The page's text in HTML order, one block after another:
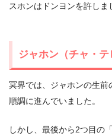
スホンはドンヨンを許しま
ジャホン（チャ・
冥界では、ジャホンの生
順調に進んでいました。
しかし、最後から2つ目の